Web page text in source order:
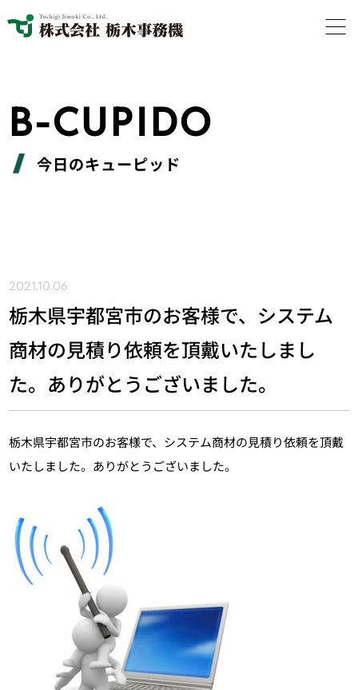
B-CUPIDO
今日のキューピッド
2021.10.06
栃木県宇都宮市のお客様で、システム
商材の見積り依頼を頂戴いたしまし
た。ありがとうございました。
栃木県宇都宮市のお客様で、システム商材の見積り依頼を頂戴
いたしました。ありがとうございました。